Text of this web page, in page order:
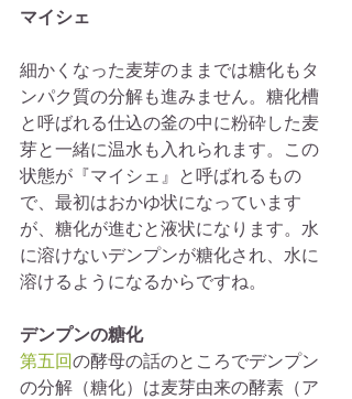
マイシェ
細かくなった麦芽のままでは糖化もタ
ンパク質の分解も進みません。糖化槽
と呼ばれる仕込の釜の中に粉砕した麦
芽と一緒に温水も入れられます。この
状態が『マイシェ』と呼ばれるもの
で、最初はおかゆ状になっています
が、糖化が進むと液状になります。水
に溶けないデンプンが糖化され、水に
溶けるようになるからですね。
デンプンの糖化
第五回の酵母の話のところでデンプン
の分解（糖化）は麦芽由来の酵素（ア